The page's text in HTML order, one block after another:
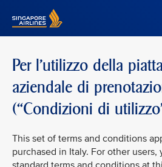
Per l'utilizzo della
aziendale di
(“Condizioni di
This set of terms and conditions
purchased in Italy. For other users,